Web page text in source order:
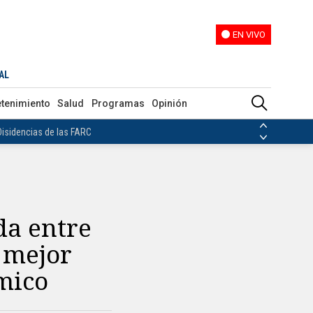
EN VIVO
Salud Programas Opinión
de las FARC
gastronómico
de las FARC
entre